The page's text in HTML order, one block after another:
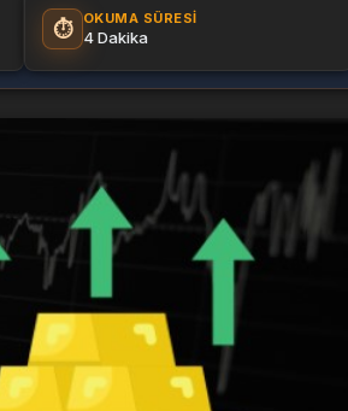
⏱️ OKUMA SÜRESI
4 Dakika